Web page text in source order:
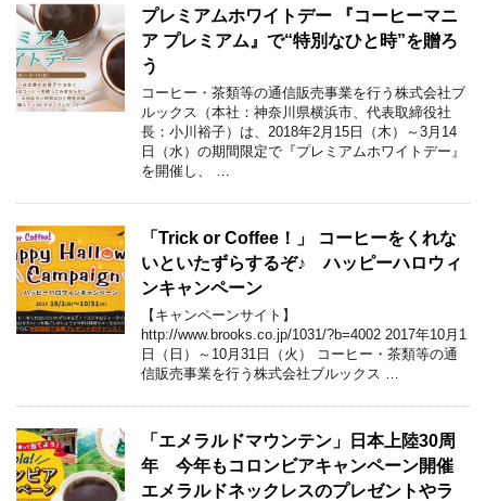
プレミアムホワイトデー 『コーヒーマニ
ア プレミアム』で“特別なひと時”を贈ろ
う
コーヒー・茶類等の通信販売事業を行う株式会社ブ
ルックス（本社：神奈川県横浜市、代表取締役社
長：小川裕子）は、2018年2月15日（木）～3月14
日（水）の期間限定で『プレミアムホワイトデー』
を開催し、 …
「Trick or Coffee！」 コーヒーをくれな
いといたずらするぞ♪ ハッピーハロウィ
ンキャンペーン
【キャンペーンサイト】
http://www.brooks.co.jp/1031/?b=4002 2017年10月1
日（日）～10月31日（火） コーヒー・茶類等の通
信販売事業を行う株式会社ブルックス …
「エメラルドマウンテン」日本上陸30周
年 今年もコロンビアキャンペーン開催
エメラルドネックレスのプレゼントやラ